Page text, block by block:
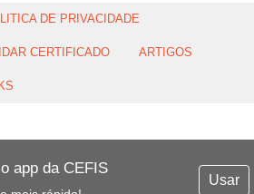
app da CEFIS
Usar
DE PRIVACIDADE
CERTIFICADO ARTIGOS